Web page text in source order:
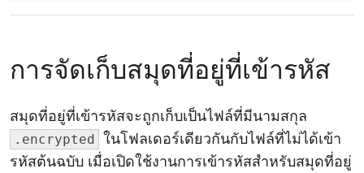
การจัดเก็บสมุดที่อยู่ที่เข้ารหัส
สมุดที่อยู่ที่เข้ารหัสจะถูกเก็บเป็นไฟล์ที่มีนามสกุล
.encrypted
ในโฟลเดอร์เดียวกันกับไฟล์ที่ไม่ได้เข้า
รหัสต้นฉบับ เมื่อเปิดใช้งานการเข้ารหัสสำหรับสมุดที่อยู่